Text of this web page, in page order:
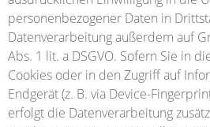
personenbezogener Daten in
Datenverarbeitung außerdem auf
Abs. 1 lit. a DSGVO. Sofern Sie in
Cookies oder in den Zugriff auf
Endgerät (z. B. via Device-
erfolgt die Datenverarbeitung